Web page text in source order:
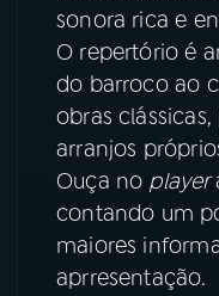
TikTok
sonora rica e
O repertório é
do barroco ao
obras
arranjos
Ouça no player
contando um
maiores
aprresentação.